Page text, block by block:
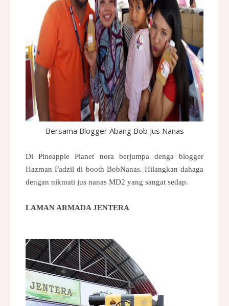
Bersama Blogger Abang Bob Jus Nanas
Di Pineapple Planet nora berjumpa denga blogger
Hazman Fadzil di booth BobNanas. Hilangkan dahaga
dengan nikmati jus nanas MD2 yang sangat sedap.
LAMAN ARMADA JENTERA